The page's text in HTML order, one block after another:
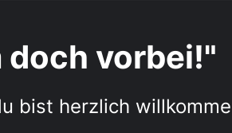
doch vorbei!"
bist herzlich